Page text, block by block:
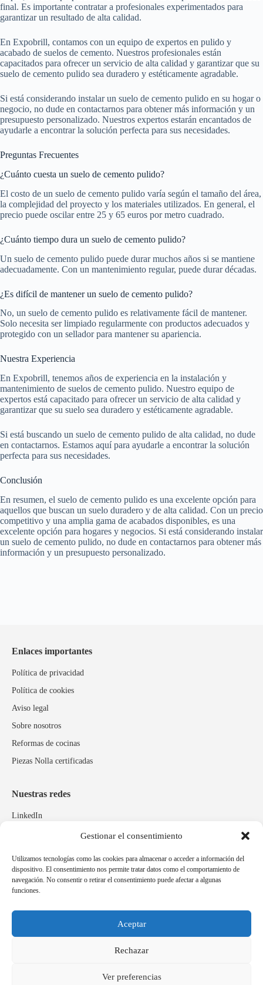
Gestionar el consentimiento
Utilizamos tecnologías como las cookies para almacenar o acceder a información del
dispositivo. El consentimiento nos permite tratar datos como el comportamiento de
navegación. No consentir o retirar el consentimiento puede afectar a algunas
funciones.
Aceptar
Rechazar
Ver preferencias
final. Es importante contratar a profesionales experimentados para
garantizar un resultado de alta calidad.
En Expobrill, contamos con un equipo de expertos en pulido y
acabado de suelos de cemento. Nuestros profesionales están
capacitados para ofrecer un servicio de alta calidad y garantizar que su
suelo de cemento pulido sea duradero y estéticamente agradable.
Si está considerando instalar un suelo de cemento pulido en su hogar o
negocio, no dude en contactarnos para obtener más información y un
presupuesto personalizado. Nuestros expertos estarán encantados de
ayudarle a encontrar la solución perfecta para sus necesidades.
Preguntas Frecuentes
¿Cuánto cuesta un suelo de cemento pulido?
El costo de un suelo de cemento pulido varía según el tamaño del área,
la complejidad del proyecto y los materiales utilizados. En general, el
precio puede oscilar entre 25 y 65 euros por metro cuadrado.
¿Cuánto tiempo dura un suelo de cemento pulido?
Un suelo de cemento pulido puede durar muchos años si se mantiene
adecuadamente. Con un mantenimiento regular, puede durar décadas.
¿Es difícil de mantener un suelo de cemento pulido?
No, un suelo de cemento pulido es relativamente fácil de mantener.
Solo necesita ser limpiado regularmente con productos adecuados y
protegido con un sellador para mantener su apariencia.
Nuestra Experiencia
En Expobrill, tenemos años de experiencia en la instalación y
mantenimiento de suelos de cemento pulido. Nuestro equipo de
expertos está capacitado para ofrecer un servicio de alta calidad y
garantizar que su suelo sea duradero y estéticamente agradable.
Si está buscando un suelo de cemento pulido de alta calidad, no dude
en contactarnos. Estamos aquí para ayudarle a encontrar la solución
perfecta para sus necesidades.
Conclusión
En resumen, el suelo de cemento pulido es una excelente opción para
aquellos que buscan un suelo duradero y de alta calidad. Con un precio
competitivo y una amplia gama de acabados disponibles, es una
excelente opción para hogares y negocios. Si está considerando instalar
un suelo de cemento pulido, no dude en contactarnos para obtener más
información y un presupuesto personalizado.
Enlaces importantes
Política de privacidad
Política de cookies
Aviso legal
Sobre nosotros
Reformas de cocinas
Piezas Nolla certificadas
Nuestras redes
LinkedIn
Marcas relacionadas